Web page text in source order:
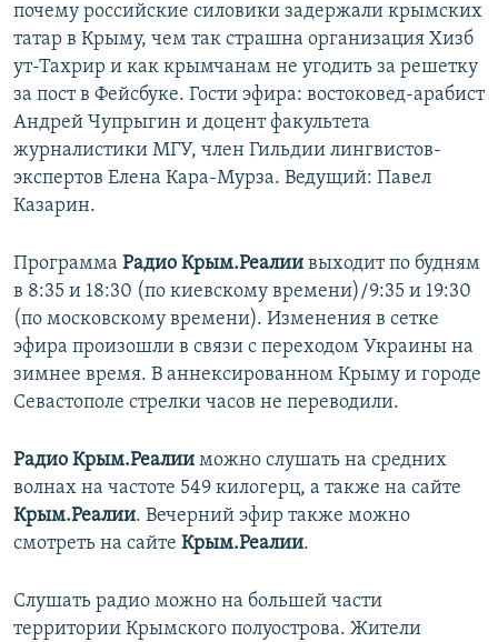
почему российские силовики задержали крымских
татар в Крыму, чем так страшна организация Хизб
ут-Тахрир и как крымчанам не угодить за решетку
за пост в Фейсбуке. Гости эфира: востоковед-арабист
Андрей Чупрыгин и доцент факультета
журналистики МГУ, член Гильдии лингвистов-
экспертов Елена Кара-Мурза. Ведущий: Павел
Казарин.
Программа Радио Крым.Реалии выходит по будням
в 8:35 и 18:30 (по киевскому времени)/9:35 и 19:30
(по московскому времени). Изменения в сетке
эфира произошли в связи с переходом Украины на
зимнее время. В аннексированном Крыму и городе
Севастополе стрелки часов не переводили.
Радио Крым.Реалии можно слушать на средних
волнах на частоте 549 килогерц, а также на сайте
Крым.Реалии. Вечерний эфир также можно
смотреть на сайте Крым.Реалии.
Слушать радио можно на большей части
территории Крымского полуострова. Жители